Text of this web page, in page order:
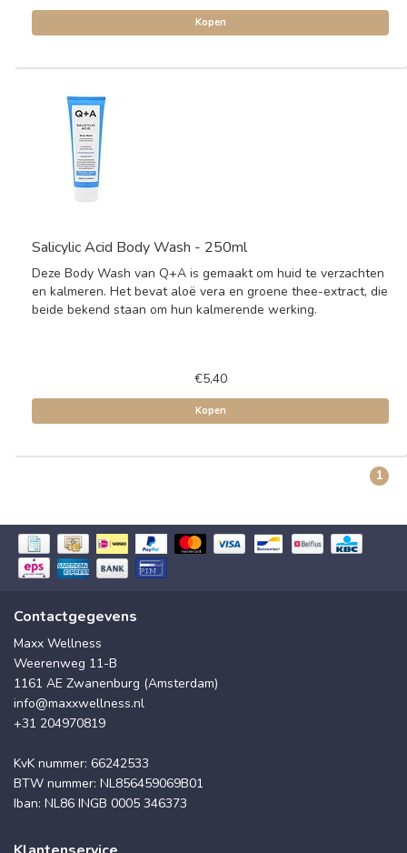
Kopen
Salicylic Acid Body Wash - 250ml
Deze Body Wash van Q+A is gemaakt om huid te verzachten
en kalmeren. Het bevat aloë vera en groene thee-extract, die
beide bekend staan om hun kalmerende werking.
€5,40
Kopen
1
Contactgegevens
Maxx Wellness
Weerenweg 11-B
1161 AE Zwanenburg (Amsterdam)
info@maxxwellness.nl
+31 204970819
KvK nummer: 66242533
BTW nummer: NL856459069B01
Iban: NL86 INGB 0005 346373